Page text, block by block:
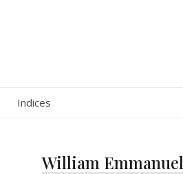
Indices
William Emmanuel